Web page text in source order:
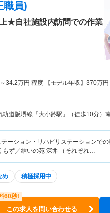
職員)
★自社施設内訪問での作業
34.2万円 程度 【モデル年収】 370万円
軌道阪堺線「大小路駅」（徒歩10分）
テーション・リハビリステーションで
もず／結いの苑 深井 （それぞれ…
め 積極採用中
この求人を問い合わせる